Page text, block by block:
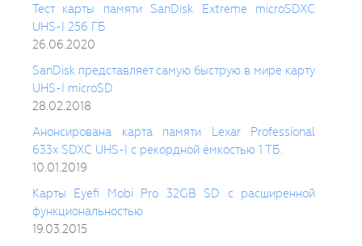
Тест карты памяти SanDisk Extreme microSDXC
UHS-I 256 ГБ
26.06.2020
SanDisk представляет самую быструю в мире карту
UHS-I microSD
28.02.2018
Анонсирована карта памяти Lexar Professional
633x SDXC UHS-I с рекордной ёмкостью 1 ТБ.
10.01.2019
Карты Eyefi Mobi Pro 32GB SD с расширенной
функциональностью
19.03.2015